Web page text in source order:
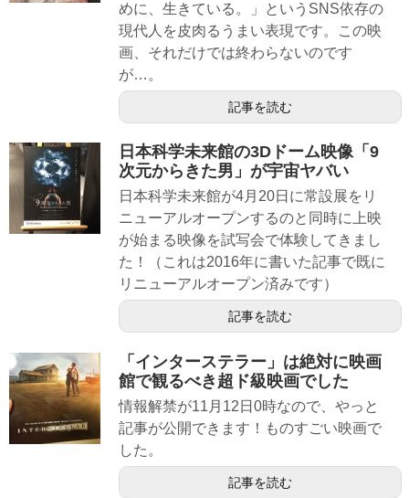
めに、生きている。」というSNS依存の
現代人を皮肉るうまい表現です。この映
画、それだけでは終わらないのです
が…。
記事を読む
日本科学未来館の3Dドーム映像「9
次元からきた男」が宇宙ヤバい
日本科学未来館が4月20日に常設展をリ
ニューアルオープンするのと同時に上映
が始まる映像を試写会で体験してきまし
た！（これは2016年に書いた記事で既に
リニューアルオープン済みです）
記事を読む
「インターステラー」は絶対に映画
館で観るべき超ド級映画でした
情報解禁が11月12日0時なので、やっと
記事が公開できます！ものすごい映画で
した。
記事を読む